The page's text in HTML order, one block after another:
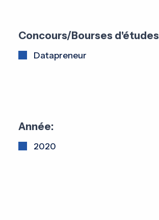
Concours/Bourses d'études
Datapreneur
Année:
2020